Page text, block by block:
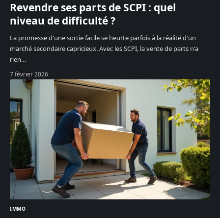
Revendre ses parts de SCPI : quel
niveau de difficulté ?
La promesse d'une sortie facile se heurte parfois à la réalité d'un
marché secondaire capricieux. Avec les SCPI, la vente de parts n'a
rien…
7 février 2026
IMMO